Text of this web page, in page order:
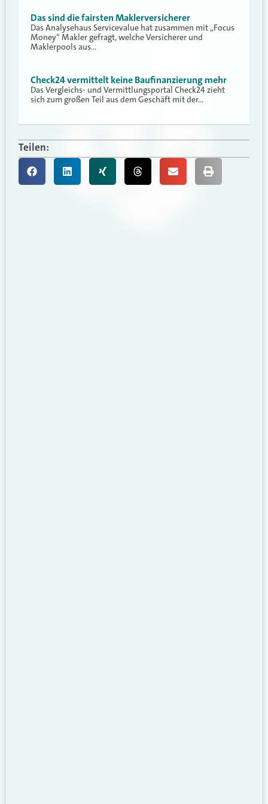
Das sind die fairsten Maklerversicherer
Das Analysehaus Servicevalue hat zusammen mit „Focus
Money“ Makler gefragt, welche Versicherer und
Maklerpools aus…
Check24 vermittelt keine Baufinanzierung mehr
Das Vergleichs- und Vermittlungsportal Check24 zieht
sich zum großen Teil aus dem Geschäft mit der…
Teilen: